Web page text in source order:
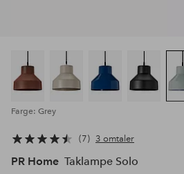
Farge: Grey
7 3 omtaler
PR Home Taklampe Solo